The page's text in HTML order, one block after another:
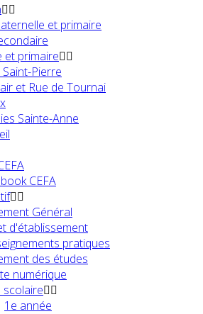
et primaire
et primaire
Pierre
et Rue de Tournai
Sainte-Anne
CEFA
Général
d'établissement
pratiques
des études
numérique
scolaire
1e année